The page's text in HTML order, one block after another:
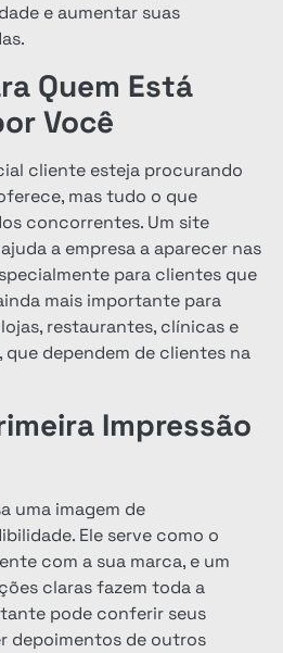
e aumentar suas
Quem Está
Você
cliente esteja procurando
mas tudo o que
concorrentes. Um site
a empresa a aparecer nas
para clientes que
mais importante para
restaurantes, clínicas e
dependem de clientes na
Impressão
uma imagem de
Ele serve como o
com a sua marca, e um
claras fazem toda a
pode conferir seus
depoimentos de outros